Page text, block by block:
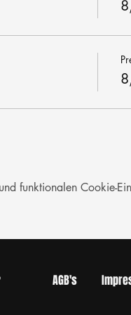
funktionalen Cookie-
AGB's